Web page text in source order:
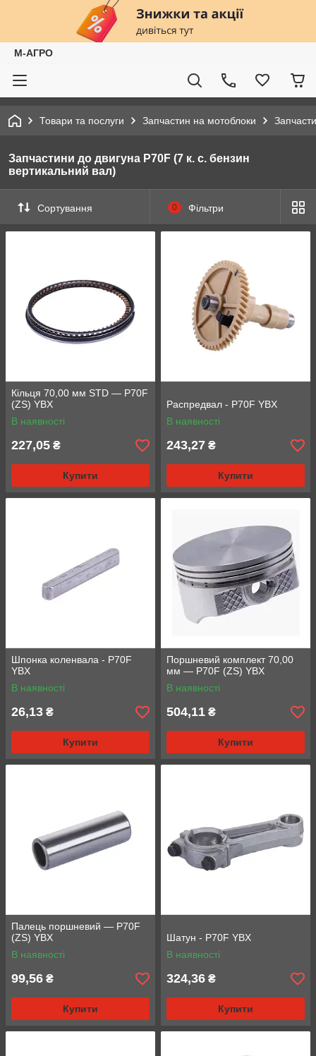
М-АГРО
Товари та послуги Запчастин на мотоблоки
Запчастини до двигуна P70F (7 к. с. бензин
вертикальний вал)
Сортування 0 Фільтри
Кільця 70,00 мм STD — P70F
(ZS) YBX
В наявності
227,05 ₴
Купити
Распредвал - P70F YBX
В наявності
243,27 ₴
Купити
Шпонка коленвала - P70F
YBX
В наявності
26,13 ₴
Купити
Поршневий комплект 70,00
мм — P70F (ZS) YBX
В наявності
504,11 ₴
Купити
Палець поршневий — P70F
(ZS) YBX
В наявності
99,56 ₴
Купити
Шатун - P70F YBX
В наявності
324,36 ₴
Купити